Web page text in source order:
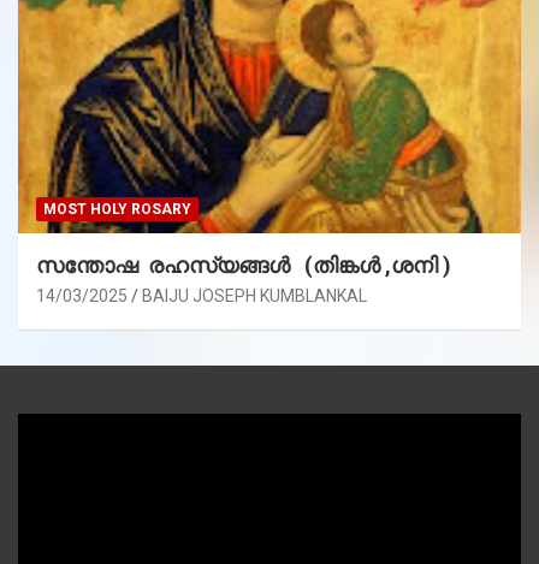
MOST HOLY ROSARY
സന്തോഷ രഹസ്യങ്ങൾ (തിങ്കൾ ,ശനി )
14/03/2025 BAIJU JOSEPH KUMBLANKAL